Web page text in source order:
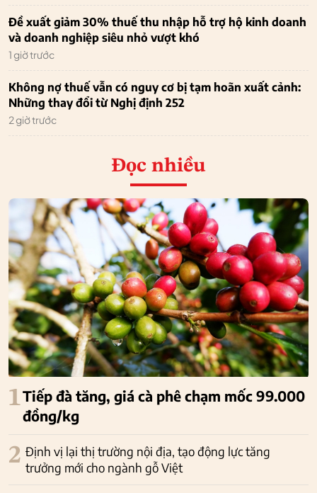
Đề xuất giảm 30% thuế thu nhập hỗ trợ hộ kinh doanh
và doanh nghiệp siêu nhỏ vượt khó
1 giờ trước
Không nợ thuế vẫn có nguy cơ bị tạm hoãn xuất cảnh:
Những thay đổi từ Nghị định 252
2 giờ trước
Đọc nhiều
1Tiếp đà tăng, giá cà phê chạm mốc 99.000
đồng/kg
2 Định vị lại thị trường nội địa, tạo động lực tăng
trưởng mới cho ngành gỗ Việt